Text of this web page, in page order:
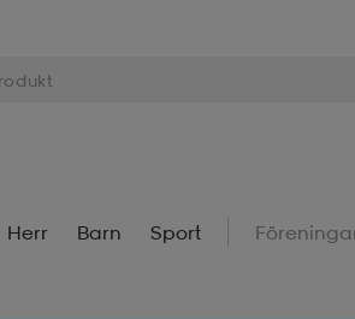
Herr Barn Sport